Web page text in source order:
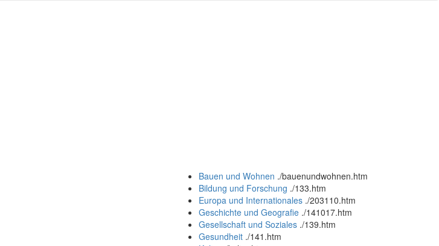
Bauen und Wohnen ./bauenundwohnen.htm
Bildung und Forschung ./133.htm
Europa und Internationales ./203110.htm
Geschichte und Geografie ./141017.htm
Gesellschaft und Soziales ./139.htm
Gesundheit ./141.htm